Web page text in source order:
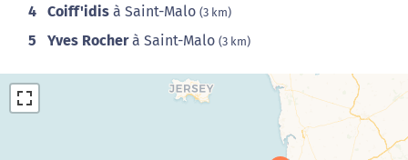
4 Coiff'idis à Saint-Malo (3 km)
5 Yves Rocherà Saint-Malo (3 km)